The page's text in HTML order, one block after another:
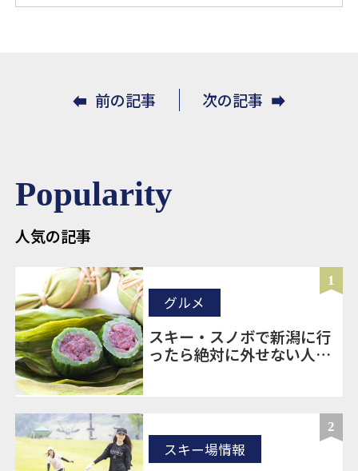
前の記事 次の記事
Popularity
人気の記事
1
スキー・スノボで新潟に行
ったら絶対に外せない人気
グルメ
2
スキー場情報